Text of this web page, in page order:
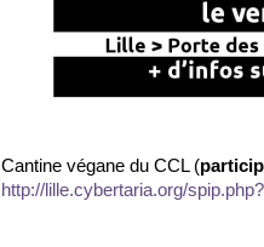
Cantine végane du CCL (
http://lille.cybertaria.org/